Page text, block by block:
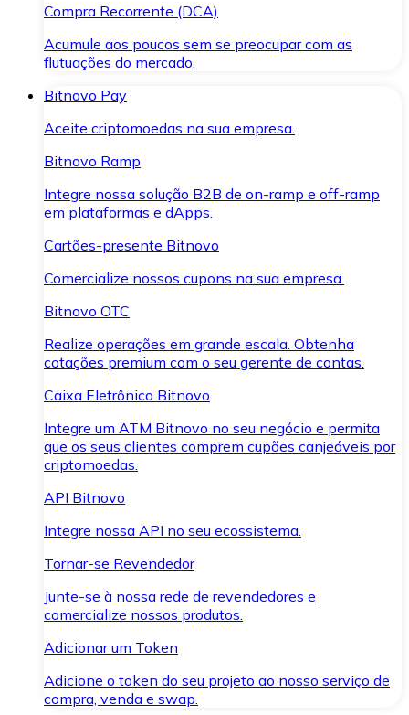
Compra Recorrente (DCA)
Acumule aos poucos sem se preocupar com as
flutuações do mercado.
Bitnovo Pay
Aceite criptomoedas na sua empresa.
Bitnovo Ramp
Integre nossa solução B2B de on-ramp e off-ramp
em plataformas e dApps.
Cartões-presente Bitnovo
Comercialize nossos cupons na sua empresa.
Bitnovo OTC
Realize operações em grande escala. Obtenha
cotações premium com o seu gerente de contas.
Caixa Eletrônico Bitnovo
Integre um ATM Bitnovo no seu negócio e permita
que os seus clientes comprem cupões canjeáveis por
criptomoedas.
API Bitnovo
Integre nossa API no seu ecossistema.
Tornar-se Revendedor
Junte-se à nossa rede de revendedores e
comercialize nossos produtos.
Adicionar um Token
Adicione o token do seu projeto ao nosso serviço de
compra, venda e swap.